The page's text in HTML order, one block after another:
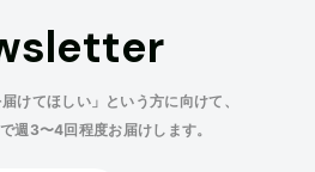
けてほしい」という方に向けて、
週3〜4回程度お届けします。